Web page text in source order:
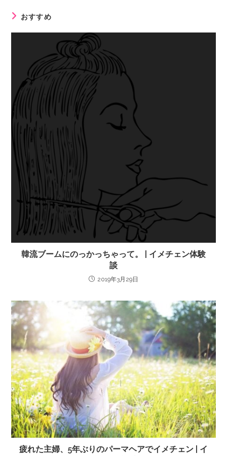
おすすめ
韓流ブームにのっかっちゃって。 | イメチェン体験
談
2019年3月29日
疲れた主婦、5年ぶりのパーマヘアでイメチェン | イ